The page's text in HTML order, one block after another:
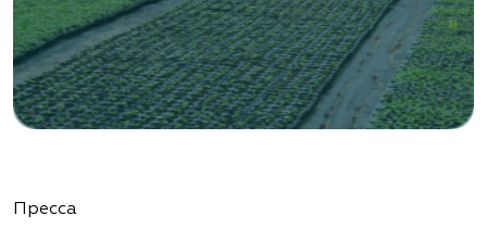
Пресса